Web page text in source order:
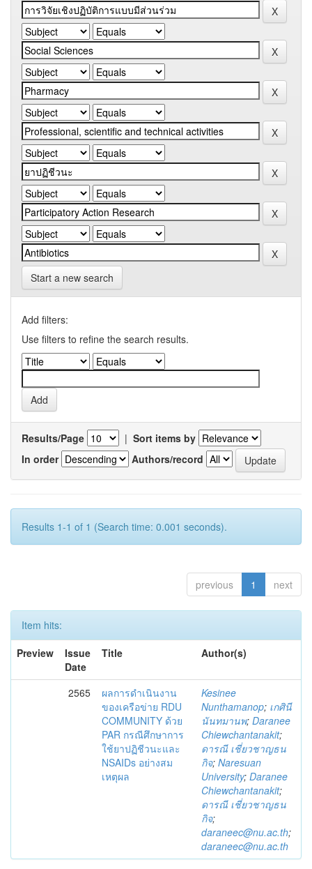
Start a new search
Add filters:
Use filters to refine the search results.
Results/Page | Sort items by
In order
Authors/record
Results 1-1 of 1 (Search time: 0.001 seconds).
previous 1 next
Item hits:
Preview
Issue
Date
Title Author(s)
2565
ผลการดำเนินงาน
ของเครือข่าย RDU
COMMUNITY ด้วย
PAR กรณีศึกษาการ
ใช้ยาปฏิชีวนะและ
NSAIDs อย่างสม
เหตุผล
Kesinee
Nunthamanop; เกศินี
นันทมานพ; Daranee
Chiewchantanakit;
ดารณี เชี่ยวชาญธน
กิจ; Naresuan
University; Daranee
Chiewchantanakit;
ดารณี เชี่ยวชาญธน
กิจ;
daraneec@nu.ac.th;
daraneec@nu.ac.th